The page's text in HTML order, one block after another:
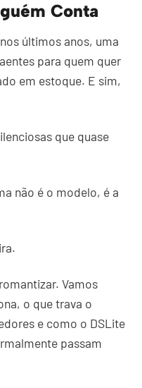
Conta
últimos anos, uma
para quem quer
em estoque. E sim,
que quase
não é o modelo, é a
Vamos
o que trava o
e como o DSLite
passam